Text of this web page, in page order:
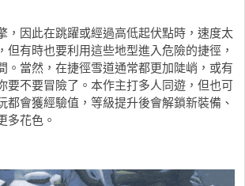
，因此在跳躍或經過高低起伏點時，速度太
但有時也要利用這些地型進入危險的捷徑，
。當然，在捷徑雪道通常都更加陡峭，或有
要不要冒險了。本作主打多人同遊，但也可
都會獲經驗值，等級提升後會解鎖新裝備、
多花色。